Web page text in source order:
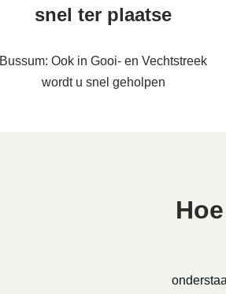
snel ter plaatse
Bussum: Ook in Gooi- en Vechtstreek
wordt u snel geholpen